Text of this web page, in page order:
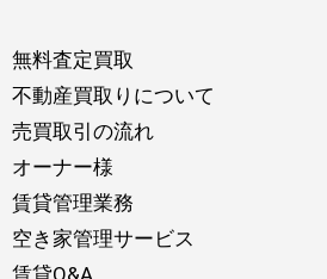
無料査定買取
不動産買取りについて
売買取引の流れ
オーナー様
賃貸管理業務
空き家管理サービス